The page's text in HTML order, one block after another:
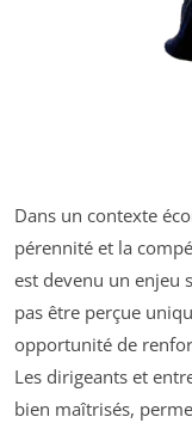
Dans un contexte
pérennité et la
est devenu un enjeu
pas être perçue
opportunité de
Les dirigeants et
bien maîtrisés,